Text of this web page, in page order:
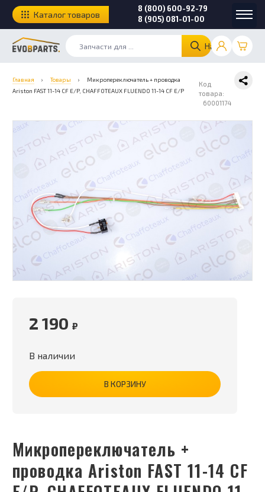
Найти
8 (800) 600-92-79
8 (905) 081-01-00
Каталог товаров
Главная › Товары ›
Микропереключатель + проводка
Ariston FAST 11-14 CF E/P, CHAFFOTEAUX FLUENDO 11-14 CF E/P
Код
товара:
60001174
Микропереключатель +
проводка Ariston FAST 11-14 CF
2 190 ₽
В наличии
В КОРЗИНУ